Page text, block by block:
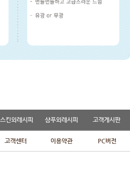
스킨외레시피 샴푸외레시피 고객게시판
고객센터 이용약관 PC버전